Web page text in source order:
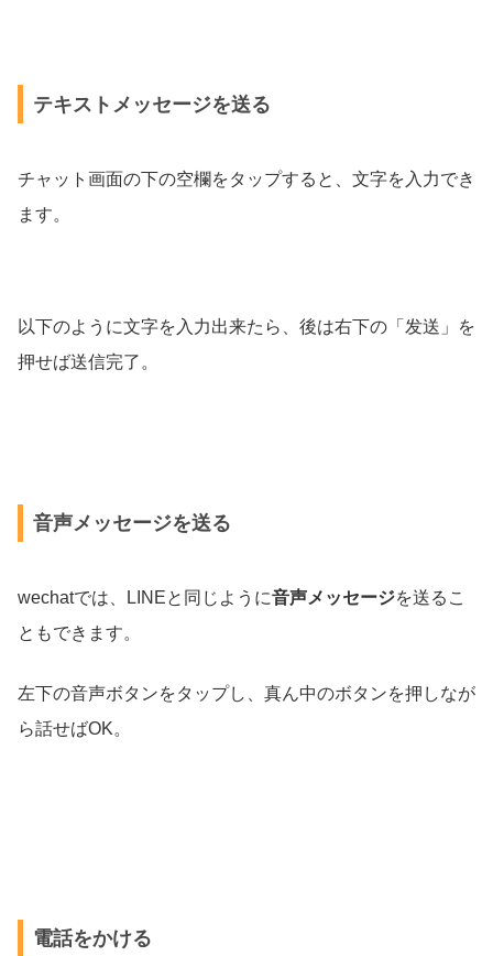
テキストメッセージを送る
チャット画面の下の空欄をタップすると、文字を入力でき
ます。
以下のように文字を入力出来たら、後は右下の「发送」を
押せば送信完了。
音声メッセージを送る
wechatでは、LINEと同じように音声メッセージを送るこ
ともできます。
左下の音声ボタンをタップし、真ん中のボタンを押しなが
ら話せばOK。
電話をかける